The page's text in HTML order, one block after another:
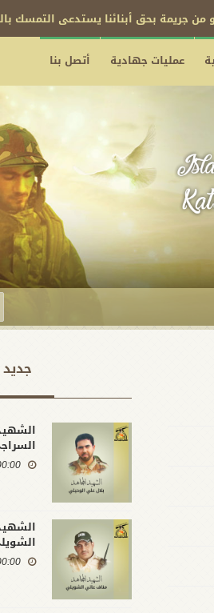
من جريمة بحق أبنائنا يستدعي التمسك
عمليات جهادية أتصل بنا
2014-12-27
2014-10-25